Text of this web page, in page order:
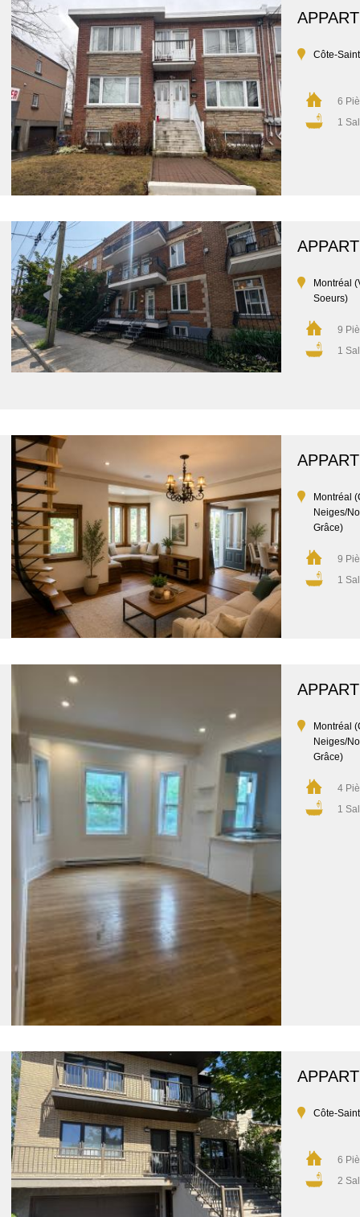
Côte-
6
1
Montréal
Soeurs)
9
1
Montréal
Neiges/
Grâce)
9
1
Montréal
Neiges/
Grâce)
4
1
Côte-
6
2